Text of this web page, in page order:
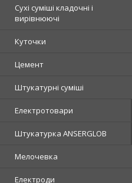
Сухі суміші кладочні і
вирівнюючі
Куточки
Цемент
Штукатурні суміші
Електротовари
Штукатурка ANSERGLOB
Мелочевка
Електроди